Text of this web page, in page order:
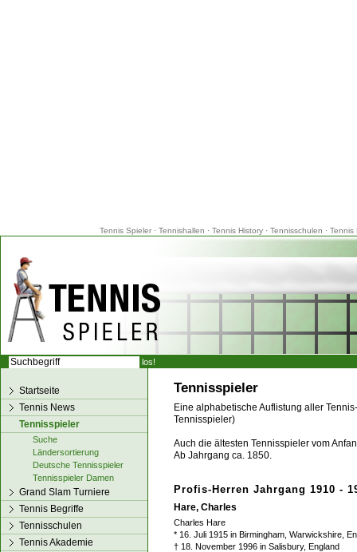
Tennis Spieler· Tennishallen · Tennis History· Tennisschulen · Tennis
Tennisspieler
Eine alphabetische Auflistung aller
Tennisspieler)
Auch die ältesten Tennisspieler vom
Ab Jahrgang ca. 1850.
Profis-Herren Jahrgang 1910 -
Hare, Charles
Charles Hare
* 16. Juli 1915 in Birmingham, Warwickshire,
† 18. November 1996 in Salisbury, England
Startseite
Tennis News
Tennisspieler
Suche
Ländersortierung
Deutsche Tennisspieler
Tennisspieler Damen
Grand Slam Turniere
Tennis Begriffe
Tennisschulen
Tennis Akademie
los!